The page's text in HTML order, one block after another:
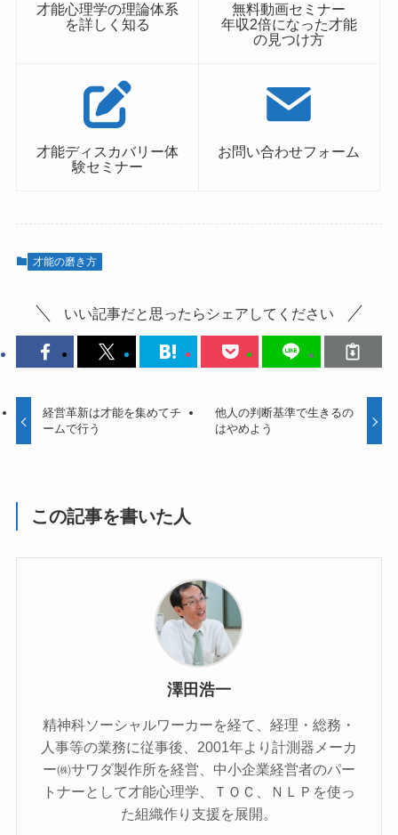
才能心理学の理論体系
を詳しく知る
無料動画セミナー
年収2倍になった才能
の見つけ方
才能ディスカバリー体
験セミナー
お問い合わせフォーム
才能の磨き方
いい記事だと思ったらシェアしてください
経営革新は才能を集めてチ
ームで行う
他人の判断基準で生きるの
はやめよう
この記事を書いた人
澤田浩一
精神科ソーシャルワーカーを経て、経理・総務・
人事等の業務に従事後、2001年より計測器メーカ
ー㈱サワダ製作所を経営、中小企業経営者のパー
トナーとして才能心理学、ＴＯＣ、ＮＬＰを使っ
た組織作り支援を展開。